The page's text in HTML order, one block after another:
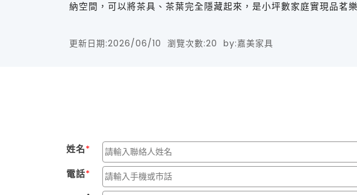
納空間，可以將茶具、茶葉完全隱藏起來，是小坪數家庭實現品茗
更新日期:2026/06/10 瀏覽次數:20 by:嘉美家具
姓名
電話